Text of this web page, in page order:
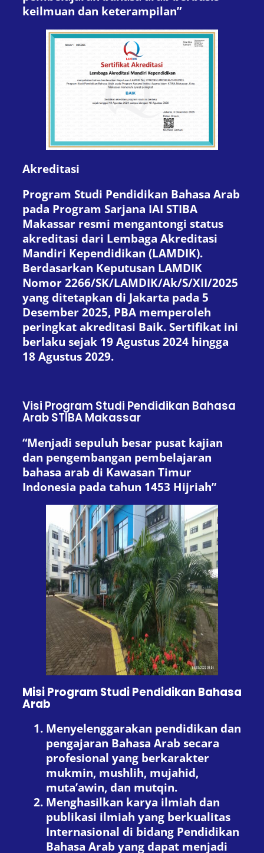
keilmuan dan keterampilan”
Akreditasi
Program Studi Pendidikan Bahasa Arab
pada Program Sarjana IAI STIBA
Makassar resmi mengantongi status
akreditasi dari Lembaga Akreditasi
Mandiri Kependidikan (LAMDIK).
Berdasarkan Keputusan LAMDIK
Nomor 2266/SK/LAMDIK/Ak/S/XII/2025
yang ditetapkan di Jakarta pada 5
Desember 2025, PBA memperoleh
peringkat akreditasi Baik. Sertifikat ini
berlaku sejak 19 Agustus 2024 hingga
18 Agustus 2029.
Visi Program Studi Pendidikan Bahasa
Arab STIBA Makassar
“Menjadi sepuluh besar pusat kajian
dan pengembangan pembelajaran
bahasa arab di Kawasan Timur
Indonesia pada tahun 1453 Hijriah”
Misi Program Studi Pendidikan Bahasa
Arab
Menyelenggarakan pendidikan dan
pengajaran Bahasa Arab secara
profesional yang berkarakter
mukmin, mushlih, mujahid,
muta’awin, dan mutqin.
Menghasilkan karya ilmiah dan
publikasi ilmiah yang berkualitas
Internasional di bidang Pendidikan
Bahasa Arab yang dapat menjadi